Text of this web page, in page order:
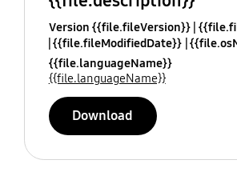
Version {{file.fileVersion}}
{{file.fileModifiedDate}}
{{file.languageName}}
{{file.languageName}}
Download